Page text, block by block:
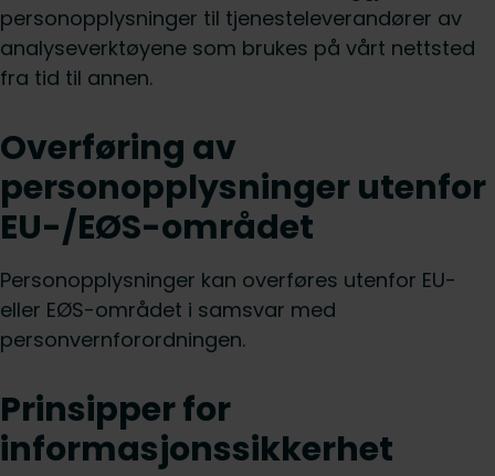
personopplysninger til tjenesteleverandører av
analyseverktøyene som brukes på vårt nettsted
fra tid til annen.
Overføring av
personopplysninger utenfor
EU-/EØS-området
Personopplysninger kan overføres utenfor EU-
eller EØS-området i samsvar med
personvernforordningen.
Prinsipper for
informasjonssikkerhet